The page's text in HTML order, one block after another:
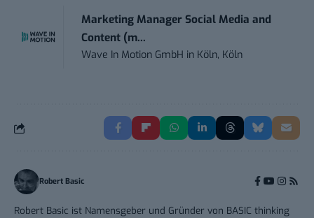
Marketing Manager Social Media and
Content (m...
Wave In Motion GmbH in Köln, Köln
Robert Basic
Robert Basic ist Namensgeber und Gründer von BASIC thinking